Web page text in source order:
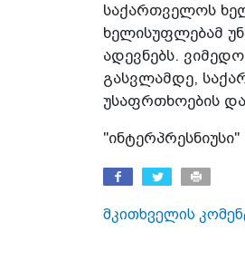
საქართველოს
ხელისუფლებამ
ადევნებს.
გასვლამდე,
უსაფრთხოების
"ინტერპრესნიუსი"
მკითხველის